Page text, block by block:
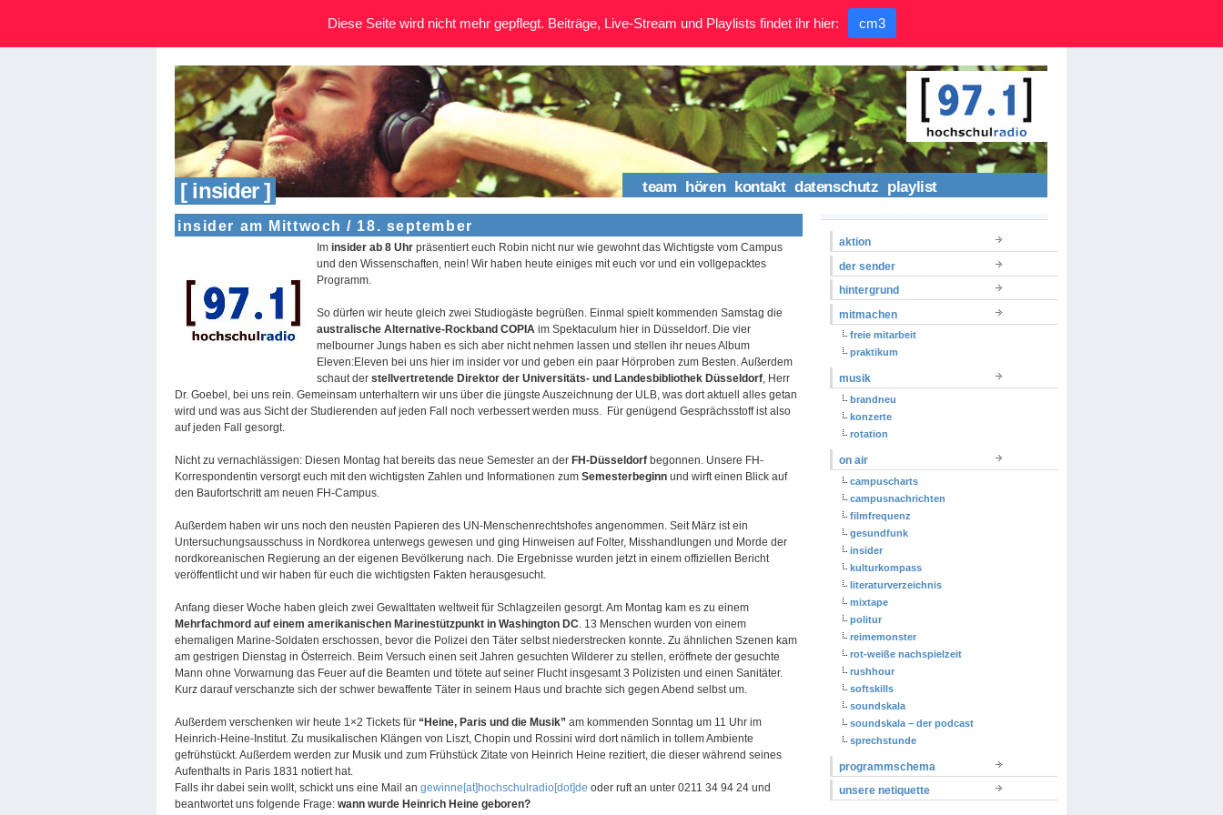
[ insider ] team hören kontakt datenschutz playlist
insider am Mittwoch / 18. september
Im insider ab 8 Uhr präsentiert euch Robin nicht nur wie gewohnt das Wichtigste vom Campus
und den Wissenschaften, nein! Wir haben heute einiges mit euch vor und ein vollgepacktes
Programm.
So dürfen wir heute gleich zwei Studiogäste begrüßen. Einmal spielt kommenden Samstag die
australische Alternative-Rockband COPIA im Spektaculum hier in Düsseldorf. Die vier
melbourner Jungs haben es sich aber nicht nehmen lassen und stellen ihr neues Album
Eleven:Eleven bei uns hier im insider vor und geben ein paar Hörproben zum Besten. Außerdem
schaut der stellvertretende Direktor der Universitäts- und Landesbibliothek Düsseldorf, Herr
Dr. Goebel, bei uns rein. Gemeinsam unterhaltern wir uns über die jüngste Auszeichnung der ULB, was dort aktuell alles getan
wird und was aus Sicht der Studierenden auf jeden Fall noch verbessert werden muss. Für genügend Gesprächsstoff ist also
auf jeden Fall gesorgt.
Nicht zu vernachlässigen: Diesen Montag hat bereits das neue Semester an der FH-Düsseldorf begonnen. Unsere FH-
Korrespondentin versorgt euch mit den wichtigsten Zahlen und Informationen zum Semesterbeginn und wirft einen Blick auf
den Baufortschritt am neuen FH-Campus.
Außerdem haben wir uns noch den neusten Papieren des UN-Menschenrechtshofes angenommen. Seit März ist ein
Untersuchungsausschuss in Nordkorea unterwegs gewesen und ging Hinweisen auf Folter, Misshandlungen und Morde der
nordkoreanischen Regierung an der eigenen Bevölkerung nach. Die Ergebnisse wurden jetzt in einem offiziellen Bericht
veröffentlicht und wir haben für euch die wichtigsten Fakten herausgesucht.
Anfang dieser Woche haben gleich zwei Gewalttaten weltweit für Schlagzeilen gesorgt. Am Montag kam es zu einem
Mehrfachmord auf einem amerikanischen Marinestützpunkt in Washington DC. 13 Menschen wurden von einem
ehemaligen Marine-Soldaten erschossen, bevor die Polizei den Täter selbst niederstrecken konnte. Zu ähnlichen Szenen kam
am gestrigen Dienstag in Österreich. Beim Versuch einen seit Jahren gesuchten Wilderer zu stellen, eröffnete der gesuchte
Mann ohne Vorwarnung das Feuer auf die Beamten und tötete auf seiner Flucht insgesamt 3 Polizisten und einen Sanitäter.
Kurz darauf verschanzte sich der schwer bewaffente Täter in seinem Haus und brachte sich gegen Abend selbst um.
Außerdem verschenken wir heute 1×2 Tickets für “Heine, Paris und die Musik” am kommenden Sonntag um 11 Uhr im
Heinrich-Heine-Institut. Zu musikalischen Klängen von Liszt, Chopin und Rossini wird dort nämlich in tollem Ambiente
gefrühstückt. Außerdem werden zur Musik und zum Frühstück Zitate von Heinrich Heine rezitiert, die dieser während seines
Aufenthalts in Paris 1831 notiert hat.
Falls ihr dabei sein wollt, schickt uns eine Mail an gewinne[at]hochschulradio[dot]de oder ruft an unter 0211 34 94 24 und
beantwortet uns folgende Frage: wann wurde Heinrich Heine geboren?
aktion
der sender
hintergrund
mitmachen
freie mitarbeit
praktikum
musik
brandneu
konzerte
rotation
on air
campuscharts
campusnachrichten
filmfrequenz
gesundfunk
insider
kulturkompass
literaturverzeichnis
mixtape
politur
reimemonster
rot-weiße nachspielzeit
rushhour
softskills
soundskala
soundskala – der podcast
sprechstunde
programmschema
unsere netiquette
Diese Seite wird nicht mehr gepflegt. Beiträge, Live-Stream und Playlists findet ihr hier: cm3